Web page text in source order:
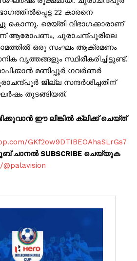
22 കാരനെ
കൊന്നു. മെയ്തി വിഭാഗക്കാരാണ്
ആരോപണം, ചുരാചന്ദ്പൂരിലെ
ഒരു സംഘം ആക്രമണം
വൃത്തങ്ങളും സ്ഥിരീകരിച്ചിട്ടുണ്ട്.
മണിപ്പൂർ ഗവർണർ
ജില്ല സന്ദർശിച്ചതിന്
തുടങ്ങിയത്.
ഈ ലിങ്കിൽ ക്ലിക്ക് ചെയ്ത്
GKf2ow9DTIBEOAhaSLrGs7
ചാനൽ SUBSCRIBE ചെയ്യുക